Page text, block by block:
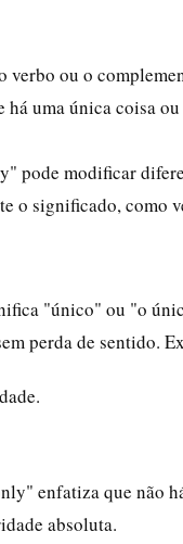
ou o
uma única coisa
pode modificar
o significado, como
"único" ou "o
perda de sentido.
enfatiza que não
absoluta.